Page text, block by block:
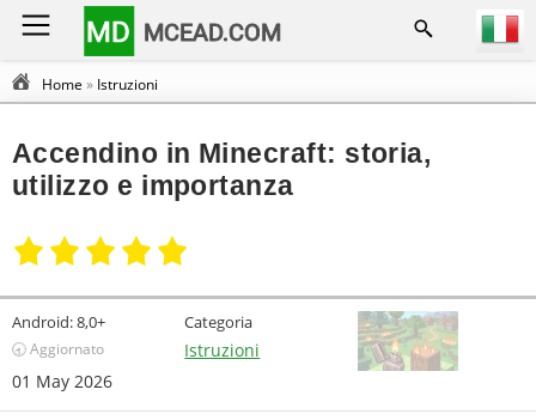
MD MCEAD.COM
Home » Istruzioni
Accendino in Minecraft: storia,
utilizzo e importanza
Android:8,0+
🕣 Aggiornato
01 May 2026
Categoria
Istruzioni